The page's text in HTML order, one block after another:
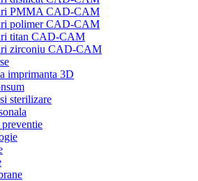
PMMA CAD-CAM
polimer CAD-CAM
titan CAD-CAM
zirconiu CAD-CAM
imprimanta 3D
sterilizare